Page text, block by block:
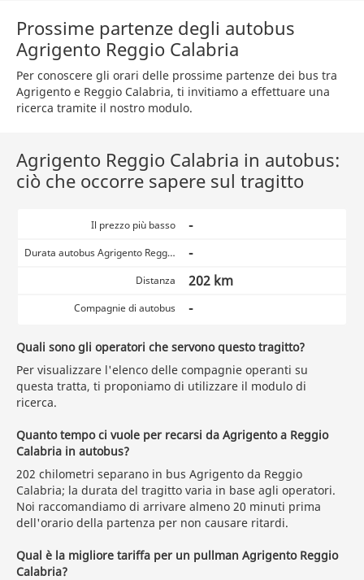
Prossime partenze degli autobus
Agrigento Reggio Calabria
Per conoscere gli orari delle prossime partenze dei bus tra
Agrigento e Reggio Calabria, ti invitiamo a effettuare una
ricerca tramite il nostro modulo.
Agrigento Reggio Calabria in autobus:
ciò che occorre sapere sul tragitto
Il prezzo più basso -
Durata autobus Agrigento Reggio Calabria -
Distanza 202 km
Compagnie di autobus -
Quali sono gli operatori che servono questo tragitto?
Per visualizzare l'elenco delle compagnie operanti su
questa tratta, ti proponiamo di utilizzare il modulo di
ricerca.
Quanto tempo ci vuole per recarsi da Agrigento a Reggio
Calabria in autobus?
202 chilometri separano in bus Agrigento da Reggio
Calabria; la durata del tragitto varia in base agli operatori.
Noi raccomandiamo di arrivare almeno 20 minuti prima
dell'orario della partenza per non causare ritardi.
Qual è la migliore tariffa per un pullman Agrigento Reggio
Calabria?